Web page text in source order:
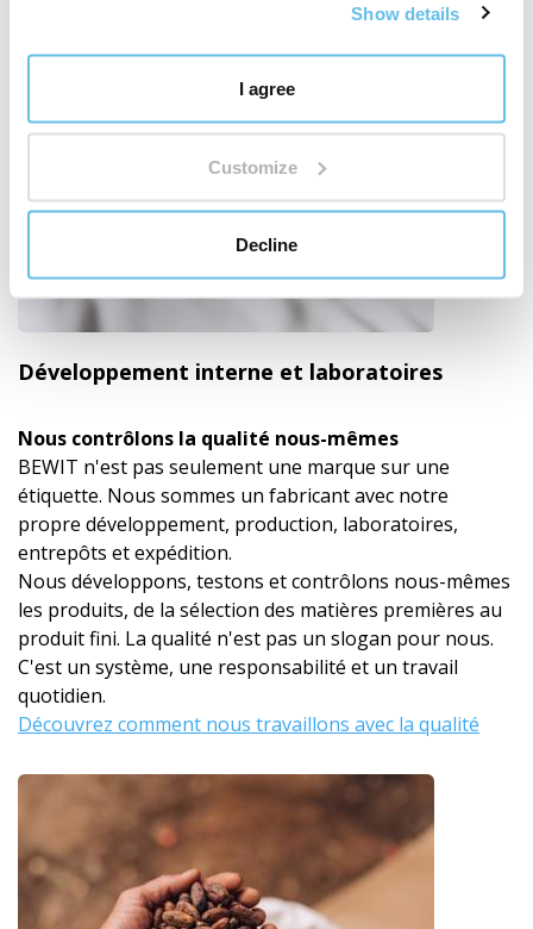
Show details
I agree
Customize
Decline
Développement interne et laboratoires
Nous contrôlons la qualité nous-mêmes
BEWIT n'est pas seulement une marque sur une
étiquette. Nous sommes un fabricant avec notre
propre développement, production, laboratoires,
entrepôts et expédition.
Nous développons, testons et contrôlons nous-mêmes
les produits, de la sélection des matières premières au
produit fini. La qualité n'est pas un slogan pour nous.
C'est un système, une responsabilité et un travail
quotidien.
Découvrez comment nous travaillons avec la qualité